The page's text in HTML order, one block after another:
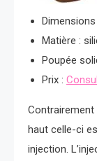
Matière :
Poupée
Prix :
Contrairement
haut celle-ci
injection.